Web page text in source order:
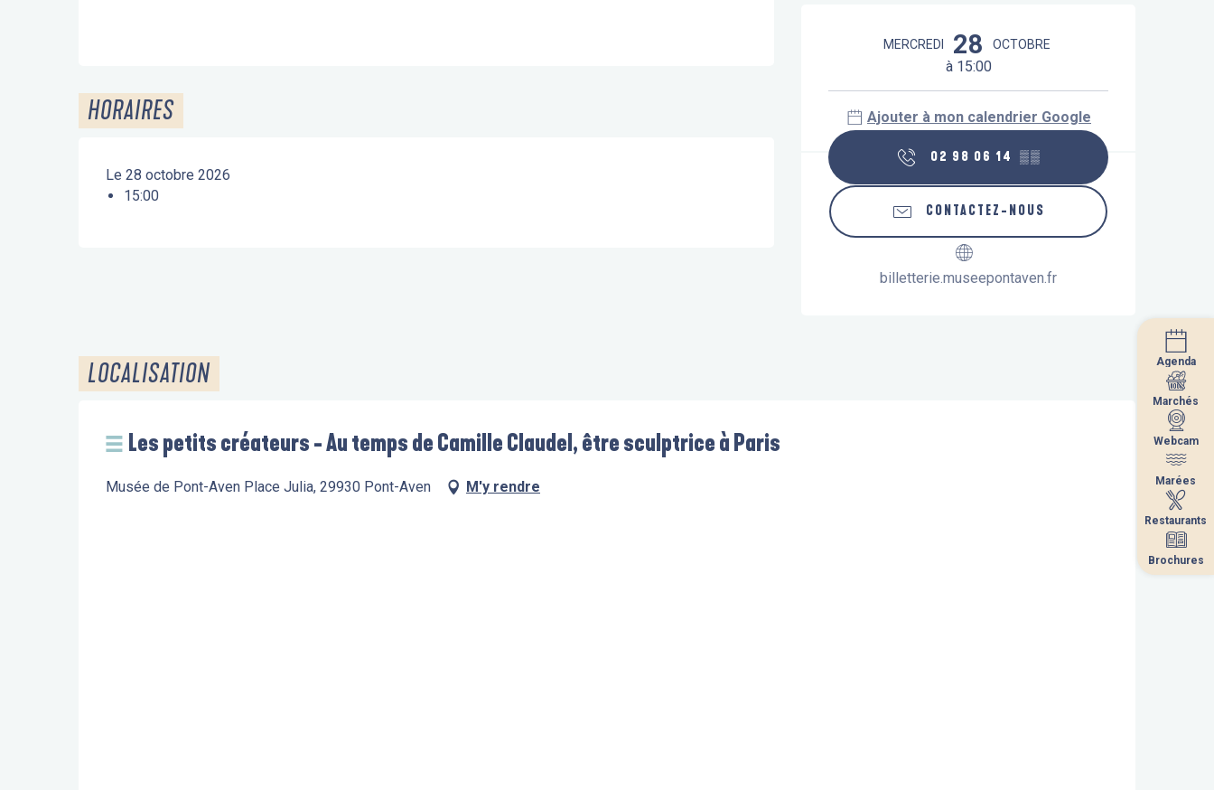
Agenda
Marchés
Webcam
Marées
Restaurants
Brochures
Ouverture et coordonnées
MERCREDI 28 OCTOBRE
à 15:00
Ajouter à mon calendrier Google
02 98 06 14 ▒▒
CONTACTEZ-NOUS
billetterie.museepontaven.fr
HORAIRES
Le 28 octobre 2026
15:00
LOCALISATION
Les petits créateurs - Au temps de Camille Claudel, être sculptrice à Paris
Musée de Pont-Aven Place Julia, 29930 Pont-Aven M'y rendre